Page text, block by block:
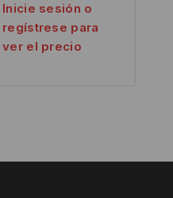
Inicie sesión o
regístrese para
ver el precio